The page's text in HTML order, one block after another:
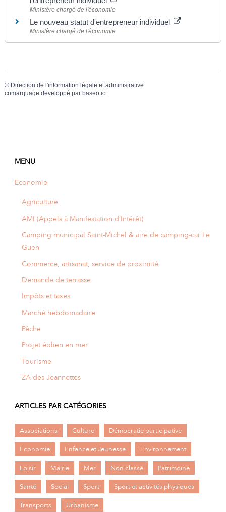
Ministère chargé de l'économie
Le nouveau statut d'entrepreneur individuel
Ministère chargé de l'économie
© Direction de l'information légale et administrative
comarquage developpé par baseo.io
MENU
Economie
Agriculture
AMI (Appels à Manifestation d’Intérêt)
Camping municipal Saint-Michel & aire de camping-car Le
Guen
Commerce, artisanat, service de proximité
Demande de terrasse
Impôts et taxes
Marché hebdomadaire
Pêche
Projet éolien en mer
Tourisme
ZA des Jeannettes
ARTICLES PAR CATÉGORIES
Associations Culture Démocratie participative
Economie Enfance et Jeunesse Environnement
Loisir Mairie Mer Non classé Patrimoine
Santé Social Sport Sport et activités physiques
Transports Urbanisme